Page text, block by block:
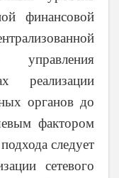
финансовой
реализации
органов до
фактором
следует
сетевого